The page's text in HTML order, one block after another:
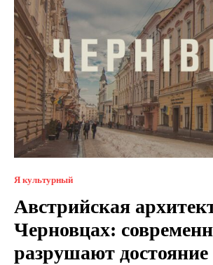
Я культурный
Австрийская
Черновцах:
разрушают достояние